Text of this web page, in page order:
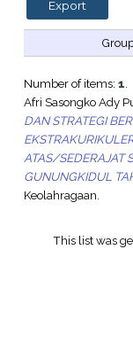
Number of items: 1.
Afri Sasongko Ady
DAN STRATEGI
ATAS/SEDERAJAT
GUNUNGKIDUL
Keolahragaan.
This list was